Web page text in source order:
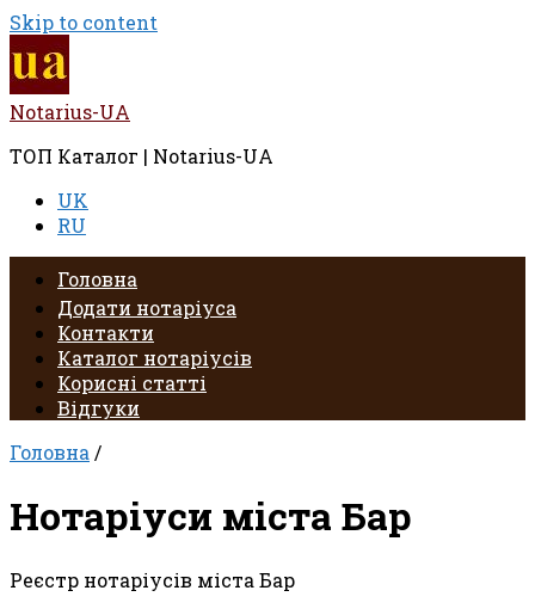
Skip to content
Notarius-UA
ТОП Каталог | Notarius-UA
UK
RU
Головна
Додати нотаріуса
Контакти
Каталог нотаріусів
Корисні статті
Відгуки
Головна /
Нотаріуси міста Бар
Реєстр нотаріусів міста Бар